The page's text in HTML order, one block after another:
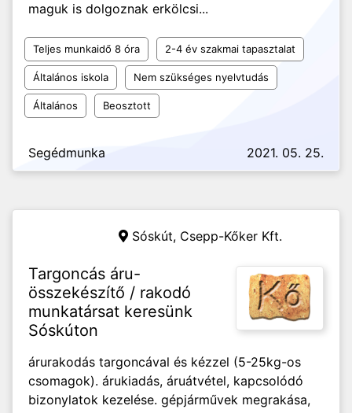
maguk is dolgoznak erkölcsi...
Teljes munkaidő 8 óra 2-4 év szakmai tapasztalat
Általános iskola Nem szükséges nyelvtudás
Általános Beosztott
Segédmunka 2021. 05. 25.
Sóskút, Csepp-Kőker Kft.
Targoncás áru-
összekészítő / rakodó
munkatársat keresünk
Sóskúton
árurakodás targoncával és kézzel (5-25kg-os
csomagok). árukiadás, áruátvétel, kapcsolódó
bizonylatok kezelése. gépjárművek megrakása,